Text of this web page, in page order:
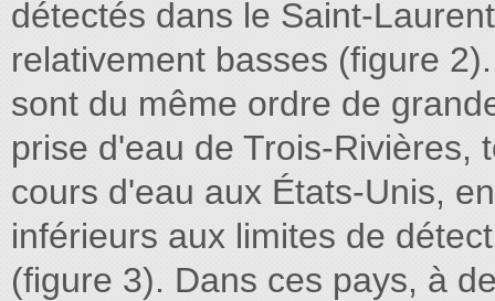
détectés dans le Saint-
relativement basses (figure
sont du même ordre de
prise d'eau de Trois-Rivières,
cours d'eau aux États-Unis,
inférieurs aux limites de
(figure 3). Dans ces pays, à